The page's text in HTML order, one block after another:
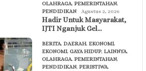
OLAHRAGA, PEMERINTAHAN,
PENDIDIKAN
Agustus 2, 2026
Hadir Untuk Masyarakat,
IJTI Nganjuk Gel…
BERITA, DAERAH, EKONOMI,
EKONOMI, GAYA HIDUP, LAINNYA,
OLAHRAGA, PEMERINTAHAN,
PENDIDIKAN, PERISTIWA,